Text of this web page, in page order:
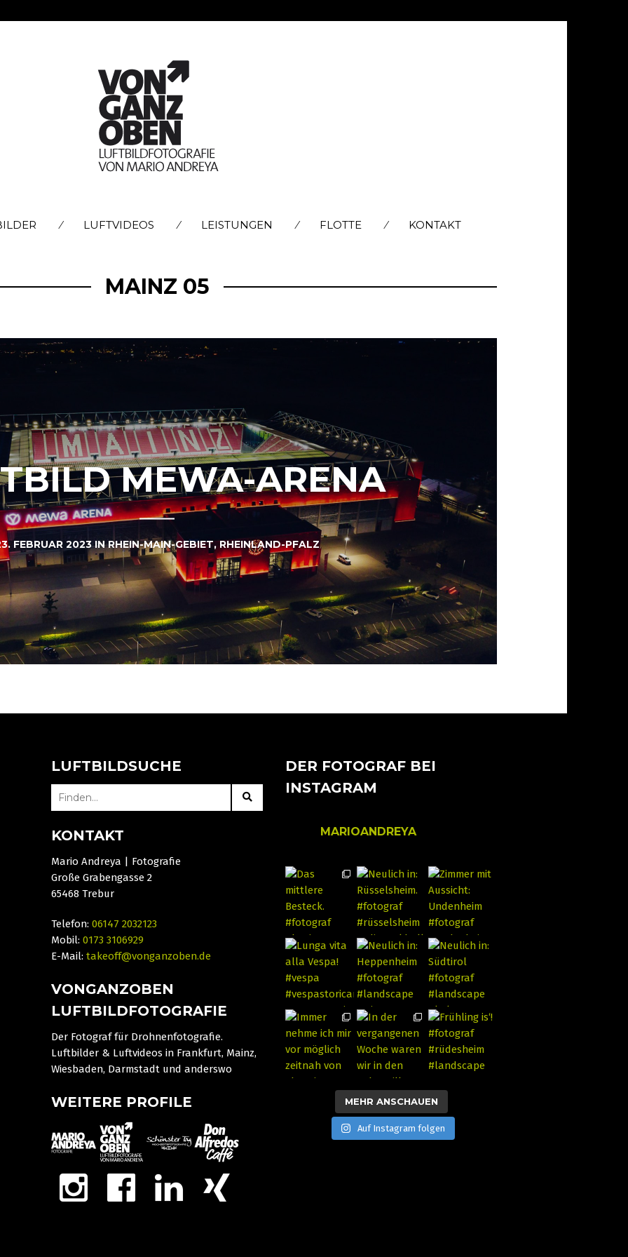
SKIP
LUFTVIDEOS LEISTUNGEN FLOTTE KONTAKT
MAINZ 05
MEWA-ARENA
FEBRUAR 2023INRHEIN-MAIN-GEBIET,RHEINLAND-PFALZ
LUFTBILDSUCHE
SEARCH
FOR:
KONTAKT
Mario Andreya | Fotografie
Große Grabengasse 2
65468 Trebur
Telefon:06147 2032123
Mobil:0173 3106929
E-Mail:takeoff@vonganzoben.de
VONGANZOBEN
LUFTBILDFOTOGRAFIE
Der Fotograf für Drohnenfotografie.
Luftbilder & Luftvideos in Frankfurt, Mainz,
Wiesbaden, Darmstadt und anderswo
WEITERE PROFILE
DER FOTOGRAF BEI
INSTAGRAM
MARIOANDREYA
MEHR ANSCHAUEN
Auf Instagram folgen